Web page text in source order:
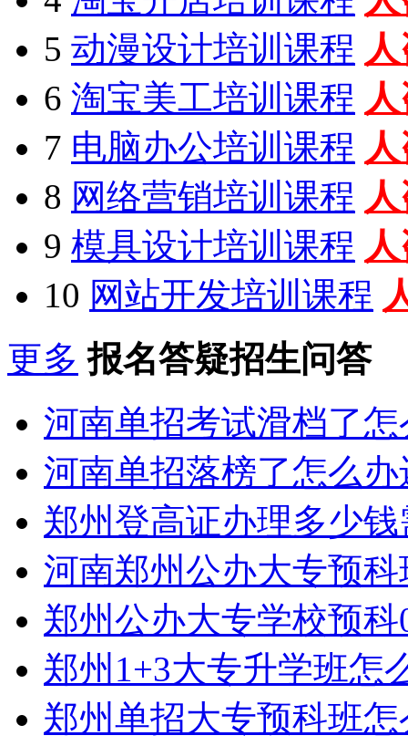
5 动漫设计培训课程
6 淘宝美工培训课程
7 电脑办公培训课程
8 网络营销培训课程
9 模具设计培训课程
10 网站开发培训课程
更多 报名答疑招生问答
河南单招考试滑档了
河南单招落榜了怎么
郑州登高证办理多少
河南郑州公办大专预
郑州公办大专学校预
郑州1+3大专升学班怎
郑州单招大专预科班